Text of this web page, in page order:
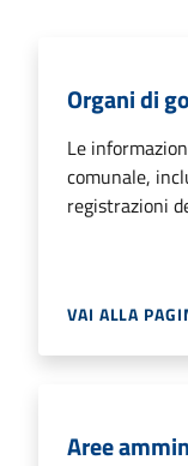
Organi di
Le
comunale,
registrazioni
VAI ALLA
Aree